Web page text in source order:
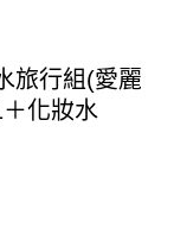
旅行組(愛麗
化妝水